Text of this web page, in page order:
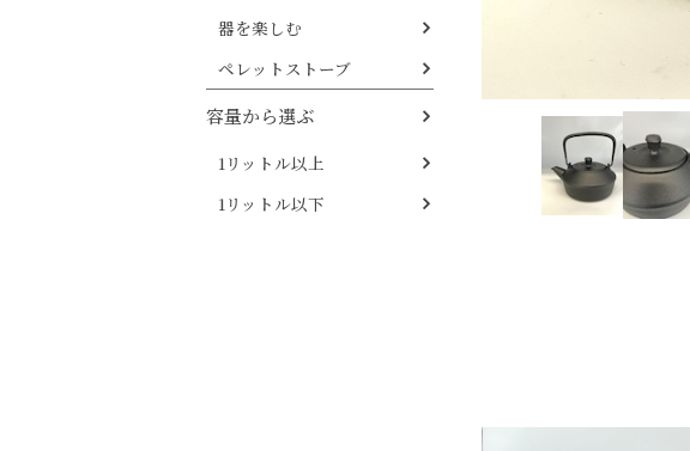
器を楽しむ
ペレットストーブ
容量から選ぶ
1リットル以上
1リットル以下